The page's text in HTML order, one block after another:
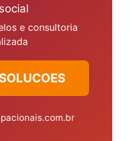
e consultoria